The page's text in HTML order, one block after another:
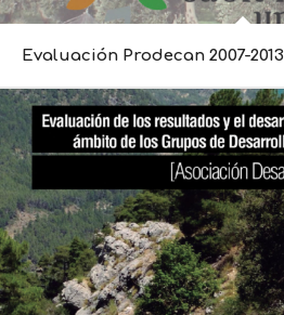
Evaluación Prodecan 2007-2013